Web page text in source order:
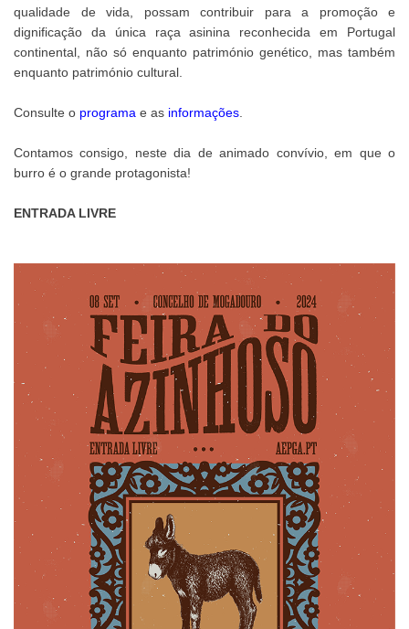
qualidade de vida, possam contribuir para a promoção e
dignificação da única raça asinina reconhecida em Portugal
continental, não só enquanto património genético, mas também
enquanto património cultural.
Consulte o programa e as informações
Contamos consigo, neste dia de animado convívio, em que o
burro é o grande protagonista!
ENTRADA LIVRE